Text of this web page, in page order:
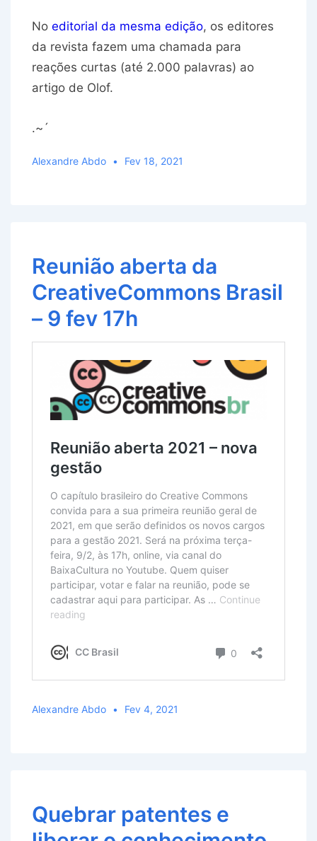
No editorial da mesma edição, os editores
da revista fazem uma chamada para
reações curtas (até 2.000 palavras) ao
artigo de Olof.
.~´
Alexandre Abdo Fev 18, 2021
Reunião aberta da
CreativeCommons Brasil
– 9 fev 17h
Alexandre Abdo Fev 4, 2021
Quebrar patentes e